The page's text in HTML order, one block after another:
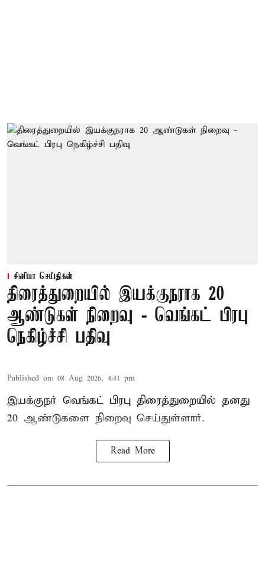
சினிமா செய்திகள்
திரைத்துறையில் இயக்குநராக 20
ஆண்டுகள் நிறைவு - வெங்கட் பிரபு
நெகிழ்ச்சி பதிவு
Published on: 08 Aug 2026, 4:41 pm
இயக்குநர் வெங்கட் பிரபு திரைத்துறையில் தனது
20 ஆண்டுகளை நிறைவு செய்துள்ளார்.
Read More